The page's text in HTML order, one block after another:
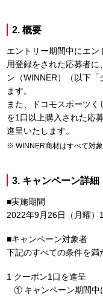
2. 概要
エントリー期間中にエン
用登録をされた応募者
ン（WINNER）（以下
ます。
また、ドコモスポーツ
を1口以上購入された応
進呈いたします。
WINNER商材はすべて対象
3. キャンペーン詳細
■実施期間
2022年9月26日（月曜
■キャンペーン対象者
下記のすべての条件を満
クーポン1口を進呈
キャンペーン期間